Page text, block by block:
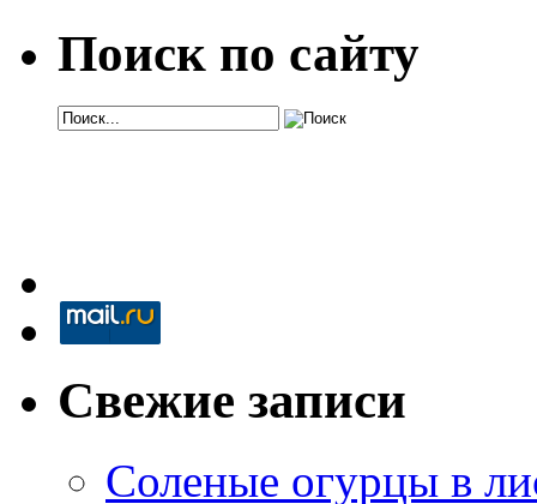
Поиск по сайту
Свежие записи
Соленые огурцы в